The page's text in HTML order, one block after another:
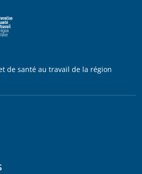
de santé au travail de la région